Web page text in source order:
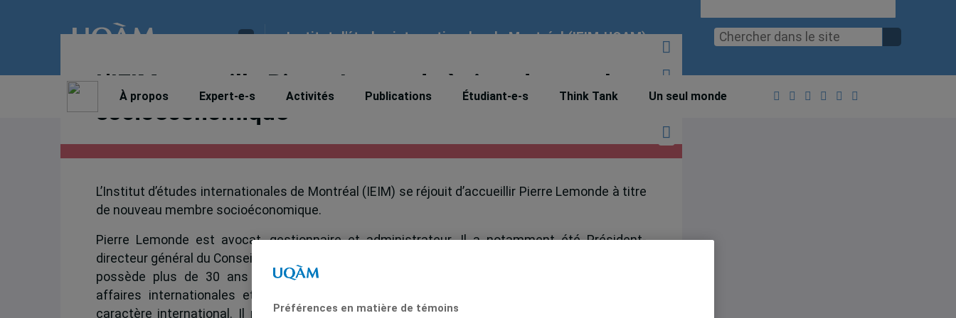
Institut d'études internationales de Montréal (IEIM-UQAM)
À propos Expert-e-s Activités Publications Étudiant-e-s Think Tank Un seul monde
L’IEIM accueille Pierre Lemonde à titre de membre
socioéconomique
L’Institut d’études internationales de Montréal (IEIM) se réjouit d’accueillir Pierre Lemonde à titre
de nouveau membre socioéconomique.
Pierre Lemonde est avocat, gestionnaire et administrateur. Il a notamment été Président-
directeur général du Conseil des relations internationales de Montréal (CORIM) de 2004 à 2024. Il
possède plus de 30 ans d’expérience en administration d’organismes impliqués dans les
affaires internationales et dans l’organisation de conférences, colloques et séminaires à
caractère international. Il possède également plus de dix ans d’expérience dans l’édition de
Préférences en matière de témoins